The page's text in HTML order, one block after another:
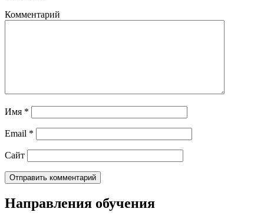
Комментарий
Имя *
Email *
Сайт
Направления обучения